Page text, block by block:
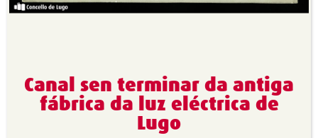
Canal sen terminar da antiga
fábrica da luz eléctrica de
Lugo